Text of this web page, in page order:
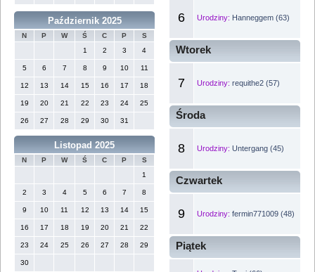
Październik 2025
N P W Ś C P
S
1
2 3 4
5 6 7 8 9 10 11
12 13 14 15 16 17 18
19 20 21 22 23 24 25
26 27 28 29 30 31
Listopad 2025
N P W Ś C P
S
1
2 3 4 5 6 7 8
9 10 11 12 13 14 15
16 17 18 19 20 21 22
23 24 25 26 27 28 29
30
6 Urodziny: Hanneggem (63)
Wtorek
7 Urodziny: requithe2 (57)
Środa
8 Urodziny: Untergang (45)
Czwartek
9 Urodziny: fermin771009 (48)
Piątek